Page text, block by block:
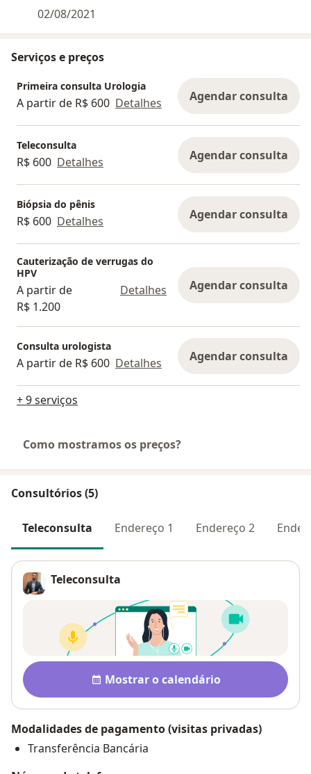
02/08/2021
Serviços e preços
Primeira consulta Urologia
A partir de R$ 600 Detalhes Agendar consulta
Teleconsulta
R$ 600 Detalhes Agendar consulta
Biópsia do pênis
R$ 600 Detalhes Agendar consulta
Cauterização de verrugas do
HPV
A partir de
R$ 1.200
Detalhes Agendar consulta
Consulta urologista
A partir de R$ 600 Detalhes Agendar consulta
+ 9 serviços
Como mostramos os preços?
Consultórios (5)
Teleconsulta Endereço 1 Endereço 2
Teleconsulta
Pagamento após a consulta
Disponibilidade
Mostrar o calendário
Modalidades de pagamento (visitas privadas)
Transferência Bancária